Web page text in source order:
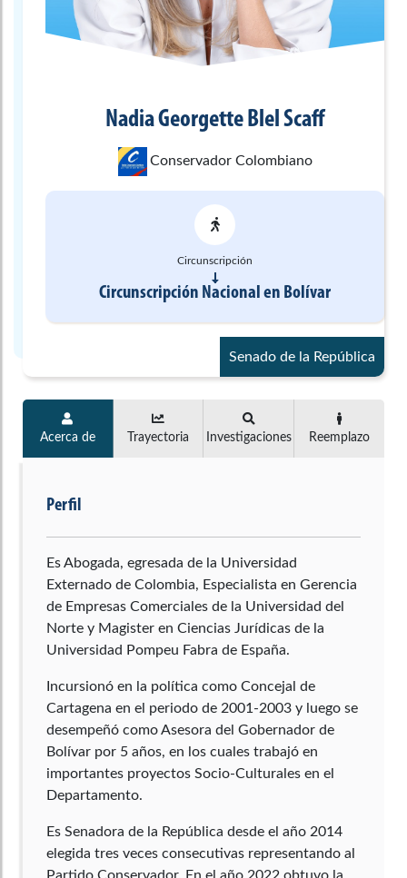
Nadia GeorgetteBlel Scaff
Conservador Colombiano
Circunscripción
Circunscripción Nacional en Bolívar
Senado de la República
Acerca de Trayectoria Investigaciones Reemplazo
Perfil
Es Abogada, egresada de la Universidad
Externado de Colombia, Especialista en Gerencia
de Empresas Comerciales de la Universidad del
Norte y Magister en Ciencias Jurídicas de la
Universidad Pompeu Fabra de España.
Incursionó en la política como Concejal de
Cartagena en el periodo de 2001-2003 y luego se
desempeñó como Asesora del Gobernador de
Bolívar por 5 años, en los cuales trabajó en
importantes proyectos Socio-Culturales en el
Departamento.
Es Senadora de la República desde el año 2014
elegida tres veces consecutivas representando al
Partido Conservador. En el año 2022 obtuvo la